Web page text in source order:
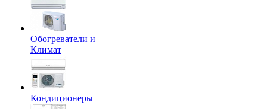
Обогреватели и
Климат
Кондиционеры